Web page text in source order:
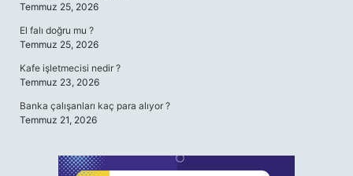
Temmuz 25, 2026
El falı doğru mu ?
Temmuz 25, 2026
Kafe işletmecisi nedir ?
Temmuz 23, 2026
Banka çalışanları kaç para alıyor ?
Temmuz 21, 2026